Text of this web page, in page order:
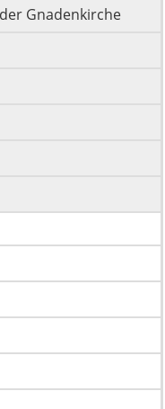
Gnadenkirche